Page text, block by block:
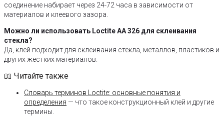
соединение набирает через 24-72 часа в зависимости от
материалов и клеевого зазора.
Можно ли использовать Loctite AA 326 для склеивания
стекла?
Да, клей подходит для склеивания стекла, металлов, пластиков и
других жестких материалов.
📖 Читайте также
Словарь терминов Loctite: основные понятия и
определения — что такое конструкционный клей и другие
термины.